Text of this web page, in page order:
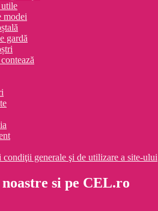
modei
gardă
condiţii generale şi de utilizare a site-ului
si pe CEL.ro